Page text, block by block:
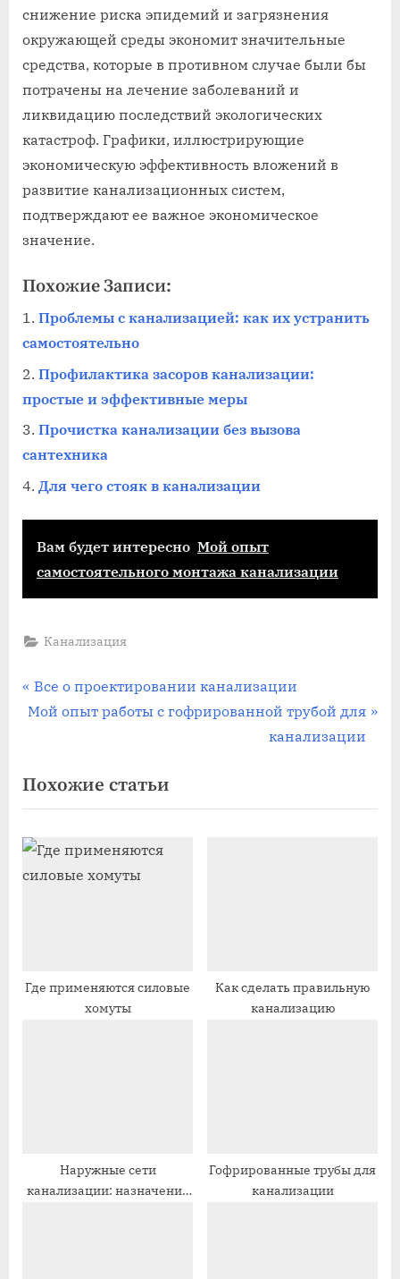
снижение риска эпидемий и загрязнения
окружающей среды экономит значительные
средства, которые в противном случае были бы
потрачены на лечение заболеваний и
ликвидацию последствий экологических
катастроф. Графики, иллюстрирующие
экономическую эффективность вложений в
развитие канализационных систем,
подтверждают ее важное экономическое
значение.
Похожие Записи:
Проблемы с канализацией: как их устранить
самостоятельно
Профилактика засоров канализации:
простые и эффективные меры
Прочистка канализации без вызова
сантехника
Для чего стояк в канализации
Вам будет интересно Мой опыт
самостоятельного монтажа канализации
Канализация
Навигация
П
р
ы
д
у
щ
а
п
Все о проектировании канализации
С
д
у
ю
щ
а
п
Мой опыт работы с гофрированной трубой для
канализации
Похожие статьи
Где применяются силовые
хомуты
Как сделать правильную
канализацию
Наружные сети
канализации: назначение
Гофрированные трубы для
канализации